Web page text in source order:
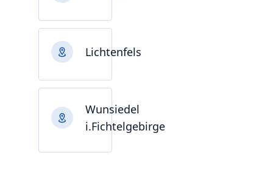
Lichtenfels
Wunsiedel
i.Fichtelgebirge